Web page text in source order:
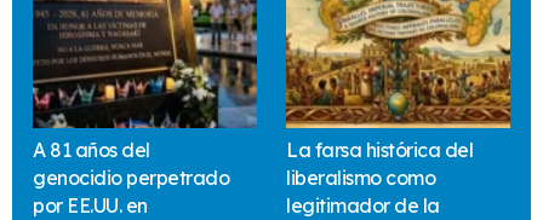
A 81 años del
genocidio perpetrado
por EE.UU. en
La farsa histórica del
liberalismo como
legitimador de la